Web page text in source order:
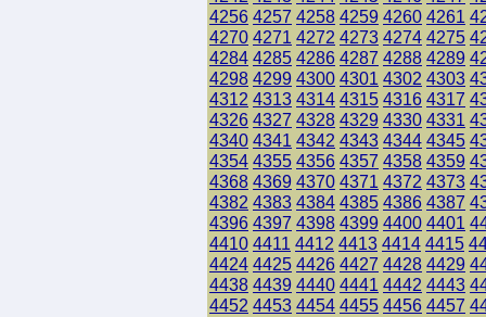
4256 4257 4258 4259 4260 4261
4270 4271 4272 4273 4274 4275
4284 4285 4286 4287 4288 4289
4298 4299 4300 4301 4302 4303
4312 4313 4314 4315 4316 4317
4326 4327 4328 4329 4330 4331
4340 4341 4342 4343 4344 4345
4354 4355 4356 4357 4358 4359
4368 4369 4370 4371 4372 4373
4382 4383 4384 4385 4386 4387
4396 4397 4398 4399 4400 4401
4410 4411 4412 4413 4414 4415
4424 4425 4426 4427 4428 4429
4438 4439 4440 4441 4442 4443
4452 4453 4454 4455 4456 4457